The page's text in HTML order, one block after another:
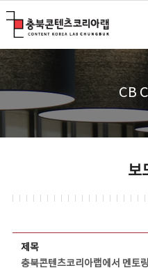
CB
보
제목
충북콘텐츠코리아랩에서 멘토